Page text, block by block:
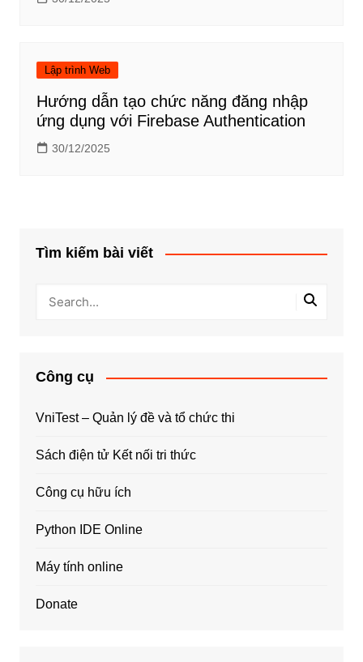
Lập trình Web
Hướng dẫn tạo chức năng đăng nhập
ứng dụng với Firebase Authentication
30/12/2025
Tìm kiếm bài viết
Công cụ
VniTest – Quản lý đề và tổ chức thi
Sách điện tử Kết nối tri thức
Công cụ hữu ích
Python IDE Online
Máy tính online
Donate